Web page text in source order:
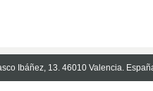
Ibáñez, 13. 46010 Valencia.